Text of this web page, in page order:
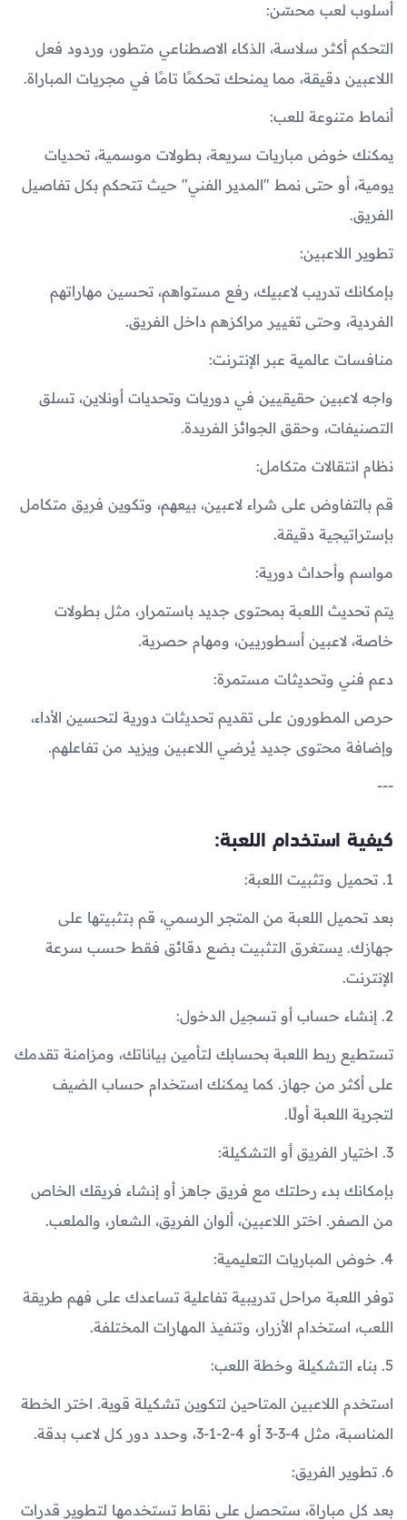
أسلوب لعب محسّن:
التحكم أكثر سلاسة، الذكاء الاصطناعي متطور، وردود فعل
اللاعبين دقيقة، مما يمنحك تحكمًا تامًا في مجريات المباراة.
أنماط متنوعة للعب:
يمكنك خوض مباريات سريعة، بطولات موسمية، تحديات
يومية، أو حتى نمط "المدير الفني" حيث تتحكم بكل تفاصيل
الفريق.
تطوير اللاعبين:
بإمكانك تدريب لاعبيك، رفع مستواهم، تحسين مهاراتهم
الفردية، وحتى تغيير مراكزهم داخل الفريق.
منافسات عالمية عبر الإنترنت:
واجه لاعبين حقيقيين في دوريات وتحديات أونلاين، تسلق
التصنيفات، وحقق الجوائز الفريدة.
نظام انتقالات متكامل:
قم بالتفاوض على شراء لاعبين، بيعهم، وتكوين فريق متكامل
بإستراتيجية دقيقة.
مواسم وأحداث دورية:
يتم تحديث اللعبة بمحتوى جديد باستمرار، مثل بطولات
خاصة، لاعبين أسطوريين، ومهام حصرية.
دعم فني وتحديثات مستمرة:
حرص المطورون على تقديم تحديثات دورية لتحسين الأداء،
وإضافة محتوى جديد يُرضي اللاعبين ويزيد من تفاعلهم.
---
كيفية استخدام اللعبة:
1. تحميل وتثبيت اللعبة:
بعد تحميل اللعبة من المتجر الرسمي، قم بتثبيتها على
جهازك. يستغرق التثبيت بضع دقائق فقط حسب سرعة
الإنترنت.
2. إنشاء حساب أو تسجيل الدخول:
تستطيع ربط اللعبة بحسابك لتأمين بياناتك، ومزامنة تقدمك
على أكثر من جهاز. كما يمكنك استخدام حساب الضيف
لتجربة اللعبة أولًا.
3. اختيار الفريق أو التشكيلة:
بإمكانك بدء رحلتك مع فريق جاهز أو إنشاء فريقك الخاص
من الصفر. اختر اللاعبين، ألوان الفريق، الشعار، والملعب.
4. خوض المباريات التعليمية:
توفر اللعبة مراحل تدريبية تفاعلية تساعدك على فهم طريقة
اللعب، استخدام الأزرار، وتنفيذ المهارات المختلفة.
5. بناء التشكيلة وخطة اللعب:
استخدم اللاعبين المتاحين لتكوين تشكيلة قوية. اختر الخطة
المناسبة، مثل 4-3-3 أو 4-2-1-3، وحدد دور كل لاعب بدقة.
6. تطوير الفريق:
بعد كل مباراة، ستحصل على نقاط تستخدمها لتطوير قدرات